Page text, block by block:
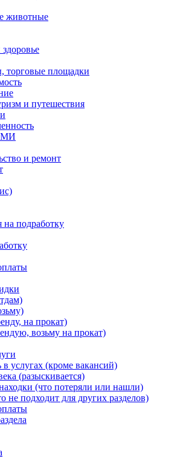
животные
торговые площадки
и путешествия
и ремонт
на подработку
на прокат)
возьму на прокат)
услугах (кроме вакансий)
(разыскивается)
(что потеряли или нашли)
не подходит для других разделов)